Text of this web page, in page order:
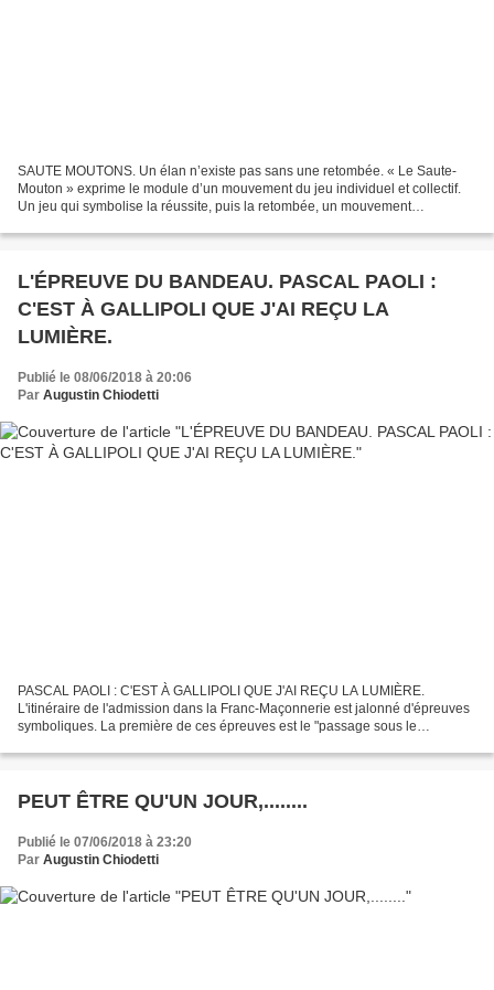
SAUTE MOUTONS. Un élan n’existe pas sans une retombée. « Le Saute-
Mouton » exprime le module d’un mouvement du jeu individuel et collectif.
Un jeu qui symbolise la réussite, puis la retombée, un mouvement
L'ÉPREUVE DU BANDEAU. PASCAL PAOLI :
C'EST À GALLIPOLI QUE J'AI REÇU LA
LUMIÈRE.
Publié le 08/06/2018 à 20:06
Par Augustin Chiodetti
PASCAL PAOLI : C'EST À GALLIPOLI QUE J'AI REÇU LA LUMIÈRE.
L'itinéraire de l'admission dans la Franc-Maçonnerie est jalonné d'épreuves
symboliques. La première de ces épreuves est le "passage sous le
PEUT ÊTRE QU'UN JOUR,........
Publié le 07/06/2018 à 23:20
Par Augustin Chiodetti